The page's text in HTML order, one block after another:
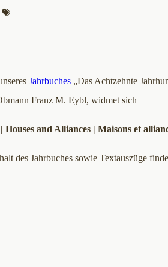
Jahrbuches „Das Achtzehnte
Franz M. Eybl, widmet sich
and Alliances | Maisons et
des Jahrbuches sowie Textauszüge